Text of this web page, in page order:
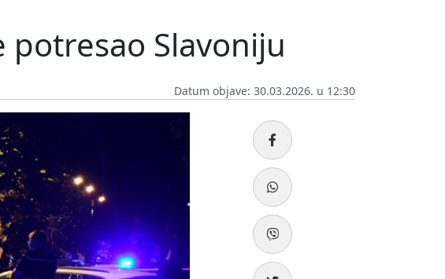
Slavoniju
Datum objave: 30.03.2026. u 12:30